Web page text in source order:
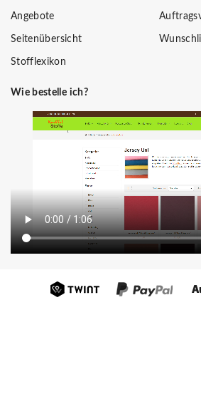
Angebote
Seitenübersicht
Stofflexikon
Wie bestelle ich?